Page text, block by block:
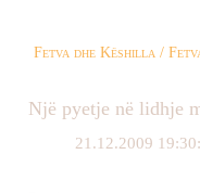
Fetva dhe Këshilla /
Një pyetje në lidhje
21.12.2009